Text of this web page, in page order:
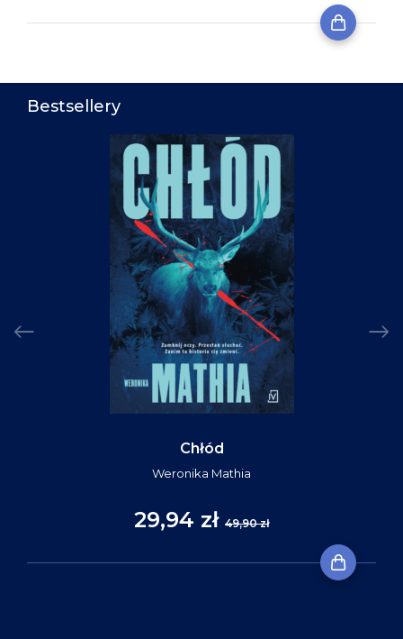
Bestsellery
Chłód
Weronika Mathia
29,94 zł 49,90 zł